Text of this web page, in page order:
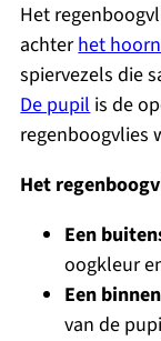
Het
achterhet
spiervezels die
De pupilis de
regenboogvlies
Het
Een
oogkleur
Een
van de